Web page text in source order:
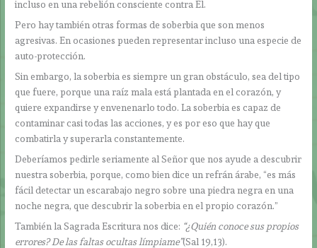
incluso en una rebelión consciente contra Él.
Pero hay también otras formas de soberbia que son menos
agresivas. En ocasiones pueden representar incluso una especie de
auto-protección.
Sin embargo, la soberbia es siempre un gran obstáculo, sea del tipo
que fuere, porque una raíz mala está plantada en el corazón, y
quiere expandirse y envenenarlo todo. La soberbia es capaz de
contaminar casi todas las acciones, y es por eso que hay que
combatirla y superarla constantemente.
Deberíamos pedirle seriamente al Señor que nos ayude a descubrir
nuestra soberbia, porque, como bien dice un refrán árabe, “es más
fácil detectar un escarabajo negro sobre una piedra negra en una
noche negra, que descubrir la soberbia en el propio corazón.”
También la Sagrada Escritura nos dice: “¿Quién conoce sus propios
errores? De las faltas ocultas límpiame”(Sal 19,13).